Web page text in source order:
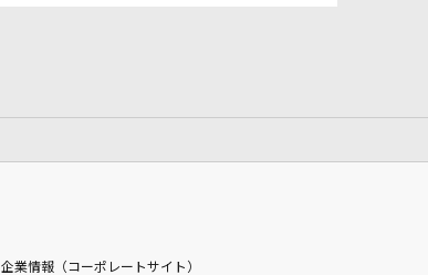
企業情報（コーポレートサイト）